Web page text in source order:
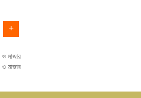
মাজার
মাজার